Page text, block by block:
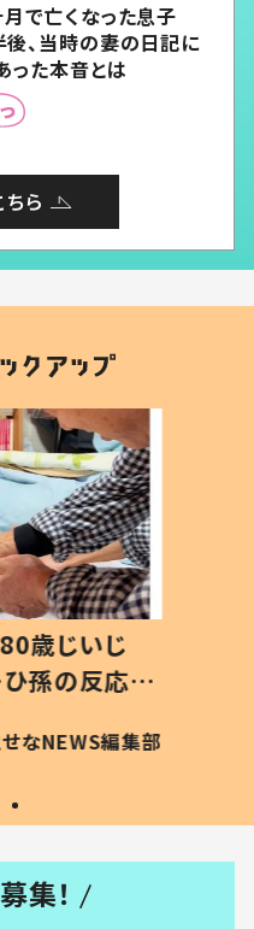
で亡くなった息子
、当時の妻の日記に
った本音とは
ら
歳じいじ
ひ孫の反応に
愛くて仕方な
せなNEWS編集部
集！